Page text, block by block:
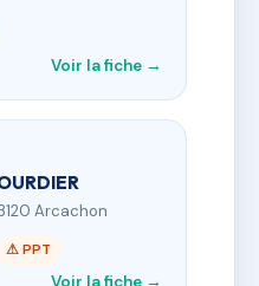
Voir la fiche →
Arcachon
⚠ PPT
Voir la fiche →